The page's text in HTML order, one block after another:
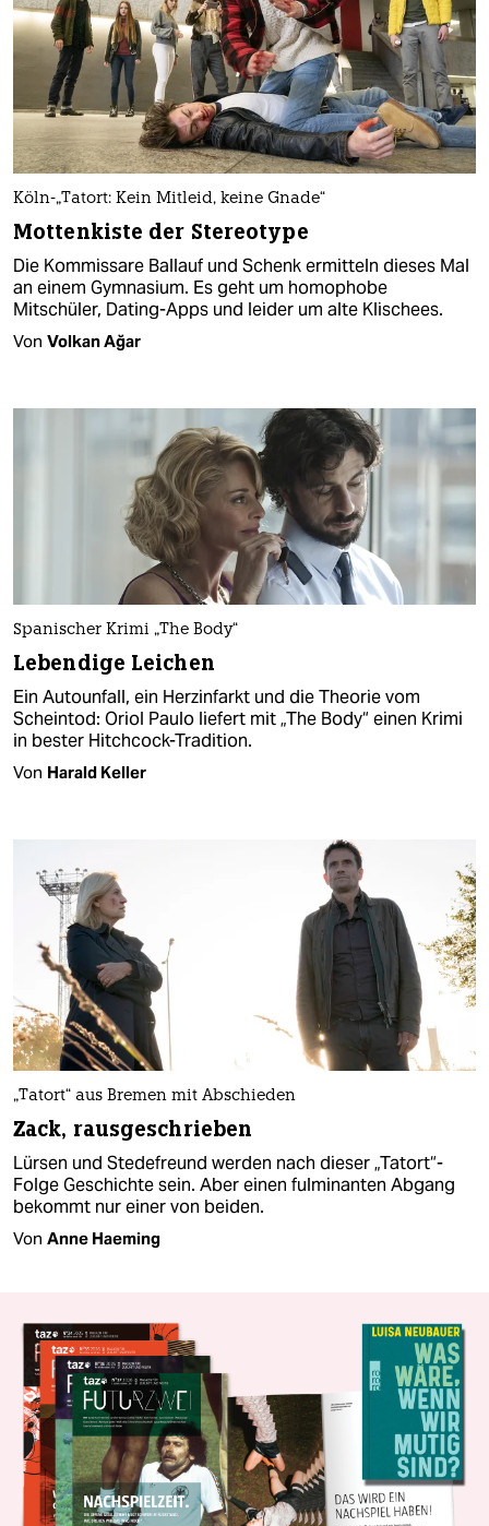
Köln-„Tatort: Kein Mitleid, keine Gnade“
Mottenkiste der Stereotype
Die Kommissare Ballauf und Schenk ermitteln dieses Mal
an einem Gymnasium. Es geht um homophobe
Mitschüler, Dating-Apps und leider um alte Klischees.
Von Volkan Ağar
Spanischer Krimi „The Body“
Lebendige Leichen
Ein Autounfall, ein Herzinfarkt und die Theorie vom
Scheintod: Oriol Paulo liefert mit „The Body“ einen Krimi
in bester Hitchcock-Tradition.
Von Harald Keller
„Tatort“ aus Bremen mit Abschieden
Zack, rausgeschrieben
Lürsen und Stedefreund werden nach dieser „Tatort“-
Folge Geschichte sein. Aber einen fulminanten Abgang
bekommt nur einer von beiden.
Von Anne Haeming